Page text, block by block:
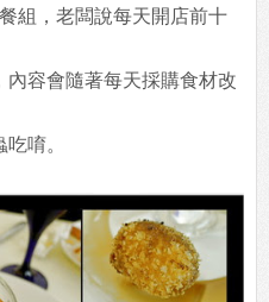
組，老闆說每天開店前十
內容會隨著每天採購食材改
唷。